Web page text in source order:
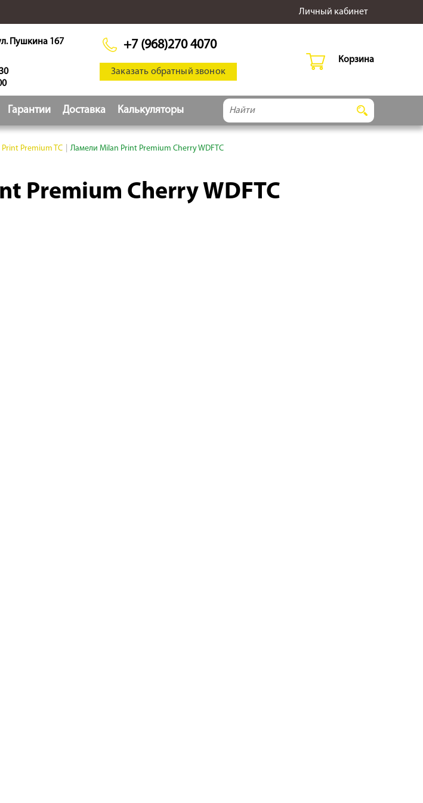
Личный кабинет
Пушкина 167
+7 (968)270 4070
Заказать обратный звонок
Корзина
Гарантии Доставка Калькуляторы
Premium TC Ламели Milan Print Premium Cherry WDFTC
Premium Cherry WDFTC